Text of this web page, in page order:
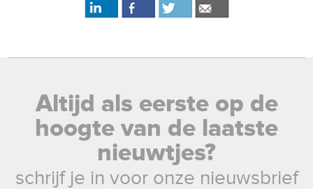
Altijd als eerste op de
hoogte van de laatste
nieuwtjes?
schrijf je in voor onze nieuwsbrief